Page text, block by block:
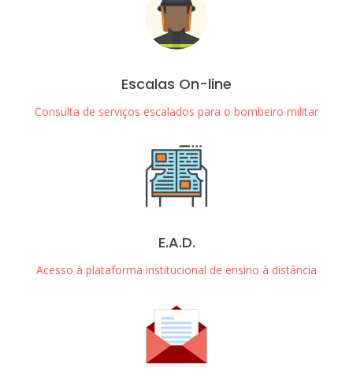
Escalas On-line
Consulta de serviços escalados para o bombeiro militar
E.A.D.
Acesso à plataforma institucional de ensino à distância